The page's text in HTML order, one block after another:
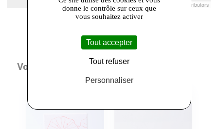
Leaflet |© Openstreetmap France | ©OpenStreetMap contributors
Vous aimerez aussi
donne le contrôle sur ceux que
vous souhaitez activer
Tout accepter
Tout refuser
Personnaliser